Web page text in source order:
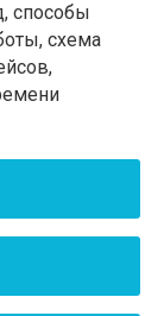
способы
схема